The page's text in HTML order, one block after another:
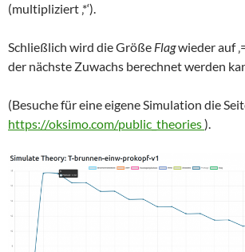
(multipliziert ‚*‘).
Schließlich wird die Größe Flagwieder auf
der nächste Zuwachs berechnet werden
(Besuche für eine eigene Simulation die
https://oksimo.com/public_theories).